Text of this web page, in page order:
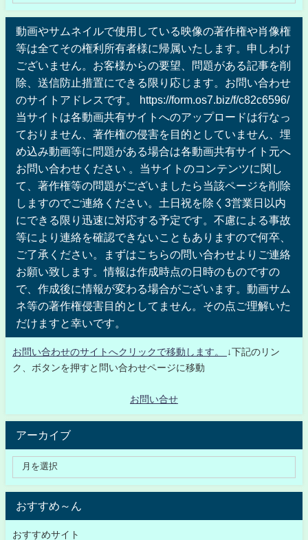
動画やサムネイルで使用している映像の著作権や肖像権
等は全てその権利所有者様に帰属いたします。申しわけ
ございません。お客様からの要望、問題がある記事を削
除、送信防止措置にできる限り応じます。お問い合わせ
のサイトアドレスです。 https://form.os7.biz/f/c82c6596/
当サイトは各動画共有サイトへのアップロードは行なっ
ておりません、著作権の侵害を目的としていません、埋
め込み動画等に問題がある場合は各動画共有サイト元へ
お問い合わせください 。当サイトのコンテンツに関し
て、著作権等の問題がございましたら当該ページを削除
しますのでご連絡ください。土日祝を除く3営業日以内
にできる限り迅速に対応する予定です。不慮による事故
等により連絡を確認できないこともありますので何卒、
ご了承ください。まずはこちらの問い合わせよりご連絡
お願い致します。情報は作成時点の日時のものですの
で、作成後に情報が変わる場合がございます。動画サム
ネ等の著作権侵害目的としてません。その点ご理解いた
だけますと幸いです。
お問い合わせのサイトへクリックで移動します。
↓下記のリン
ク、ボタンを押すと問い合わせページに移動
お問い合せ
アーカイブ
おすすめ～ん
おすすめサイト